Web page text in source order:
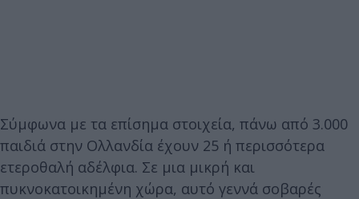
Σύμφωνα με τα επίσημα στοιχεία, πάνω από 3.000
παιδιά στην Ολλανδία έχουν 25 ή περισσότερα
ετεροθαλή αδέλφια. Σε μια μικρή και
πυκνοκατοικημένη χώρα, αυτό γεννά σοβαρές